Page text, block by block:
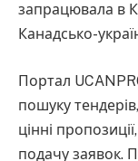
запрацювала в
Канадсько-
Портал
пошуку
цінні
подачу заявок.